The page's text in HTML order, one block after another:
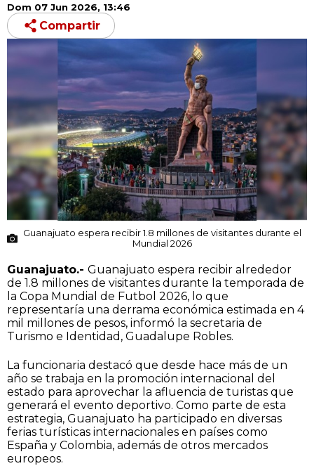
Dom 07 Jun 2026, 13:46
Compartir
Guanajuato espera recibir 1.8 millones de visitantes durante el
Mundial 2026
Guanajuato.- Guanajuato espera recibir alrededor
de 1.8 millones de visitantes durante la temporada de
la Copa Mundial de Futbol 2026, lo que
representaría una derrama económica estimada en 4
mil millones de pesos, informó la secretaria de
Turismo e Identidad, Guadalupe Robles.
La funcionaria destacó que desde hace más de un
año se trabaja en la promoción internacional del
estado para aprovechar la afluencia de turistas que
generará el evento deportivo. Como parte de esta
estrategia, Guanajuato ha participado en diversas
ferias turísticas internacionales en países como
España y Colombia, además de otros mercados
europeos.